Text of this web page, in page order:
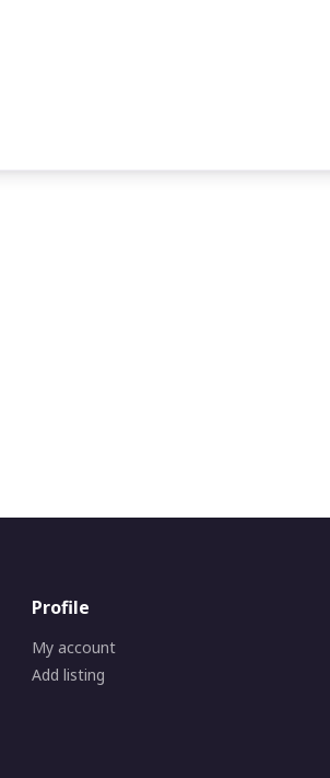
Profile
My account
Add listing